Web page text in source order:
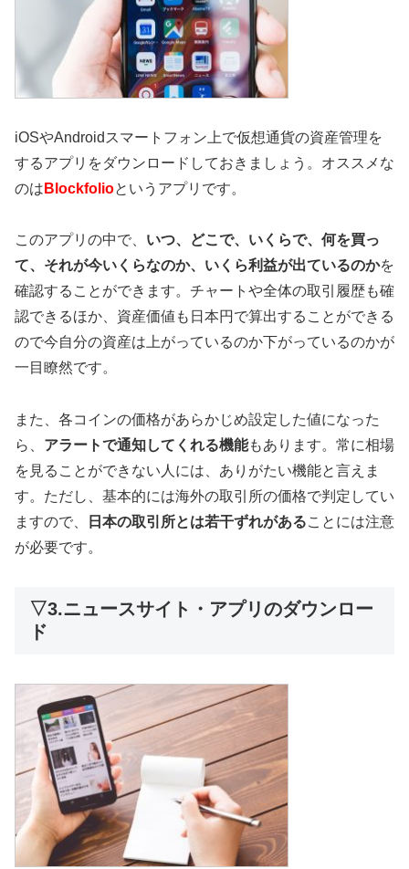
iOSやAndroidスマートフォン上で仮想通貨の資産管理を
するアプリをダウンロードしておきましょう。オススメな
のは Blockfolioというアプリです。
このアプリの中で、 いつ、どこで、いくらで、何を買っ
て、それが今いくらなのか、いくら利益が出ているのかを
確認することができます。チャートや全体の取引履歴も確
認できるほか、資産価値も日本円で算出することができる
ので今自分の資産は上がっているのか下がっているのかが
一目瞭然です。
また、各コインの価格があらかじめ設定した値になった
ら、 アラートで通知してくれる機能もあります。常に相場
を見ることができない人には、ありがたい機能と言えま
す。ただし、基本的には海外の取引所の価格で判定してい
ますので、
日本の取引所とは若干ずれがあることには注意
が必要です。
▽3.ニュースサイト・アプリのダウンロー
ド